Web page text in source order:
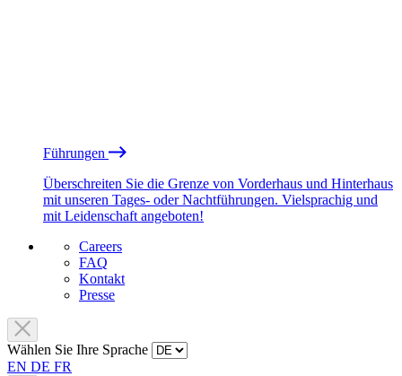
Führungen
Überschreiten Sie die Grenze von Vorderhaus und Hinterhaus
mit unseren Tages- oder Nachtführungen. Vielsprachig und
mit Leidenschaft angeboten!
Careers
FAQ
Kontakt
Presse
Wählen Sie Ihre Sprache
EN DE FR